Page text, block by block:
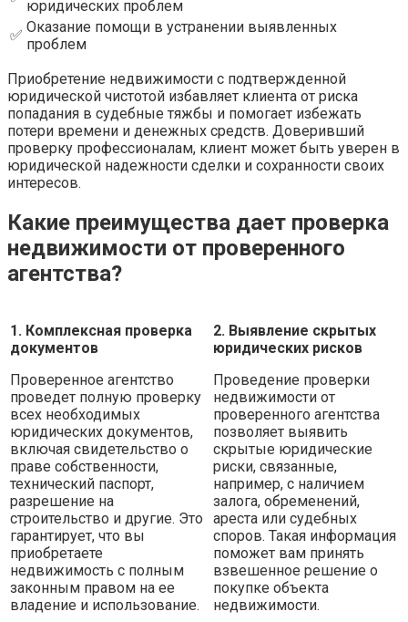
юридических проблем
✅ Оказание помощи в устранении выявленных
проблем
Приобретение недвижимости с подтвержденной
юридической чистотой избавляет клиента от риска
попадания в судебные тяжбы и помогает избежать
потери времени и денежных средств. Доверивший
проверку профессионалам, клиент может быть уверен в
юридической надежности сделки и сохранности своих
интересов.
Какие преимущества дает проверка
недвижимости от проверенного
агентства?
1. Комплексная проверка
документов
Проверенное агентство
проведет полную проверку
всех необходимых
юридических документов,
включая свидетельство о
праве собственности,
технический паспорт,
разрешение на
строительство и другие. Это
гарантирует, что вы
приобретаете
недвижимость с полным
законным правом на ее
владение и использование.
2. Выявление скрытых
юридических рисков
Проведение проверки
недвижимости от
проверенного агентства
позволяет выявить
скрытые юридические
риски, связанные,
например, с наличием
залога, обременений,
ареста или судебных
споров. Такая информация
поможет вам принять
взвешенное решение о
покупке объекта
недвижимости.